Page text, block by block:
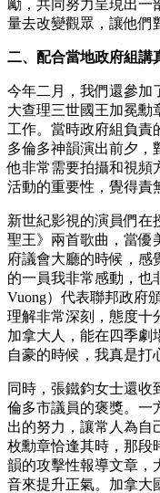
勵，共同努力呈現出一
量去改變觀眾，讓他們
二、配合當地政府組講
今年二月，我們還參加
大查理三世國王加冕勳
工作。當時政府組負責
多倫多神韻演出前夕，
他非常需要拍攝和視頻
活動的重要性，覺得責
新世紀影視的演員們在
聖王》兩首歌曲，當優
府議會大廳的時候，感
的一員我非常感動，也
Vuong）代表聯邦政府
理解非常深刻，態度十
加拿大人，能在四季劇
自豪的時候，我真是打
同時，張鐵鈞女士還收
倫多市議員的褒獎。一
出的努力，讓常人為自
枚勳章恰逢其時，那段
韻的攻擊性報導文章，
音來提升正氣。加拿大